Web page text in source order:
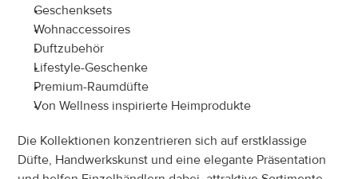
Geschenksets
Wohnaccessoires
Duftzubehör
Lifestyle-Geschenke
Premium-Raumdüfte
Von Wellness inspirierte Heimprodukte
Die Kollektionen konzentrieren sich auf erstklassige
Düfte, Handwerkskunst und eine elegante Präsentation